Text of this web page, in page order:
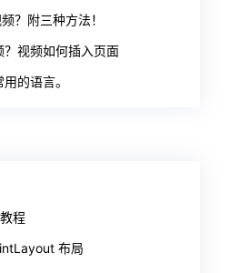
？附三种方法！
视频如何插入页面
的语言。
程
布局